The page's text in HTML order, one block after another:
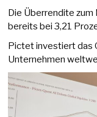
Die Überrendite zum
bereits bei 3,21
Pictet investiert das
Unternehmen